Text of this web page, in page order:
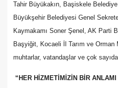
Tahir Büyükakın, Başiskele
Büyükşehir Belediyesi Genel
Kaymakamı Soner Şenel, AK Parti
Başyiğit, Kocaeli İl Tarım ve Orman
muhtarlar, vatandaşlar ve çok
“HER HİZMETİMİZİN BİR ANLAMI